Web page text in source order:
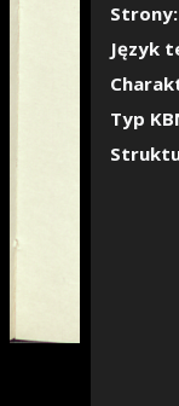
Strony:
Język
Typ